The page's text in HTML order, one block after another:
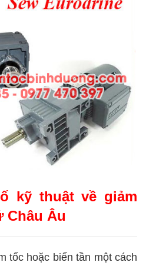
kỹ thuật về giảm
Châu Âu
tốc hoặc biến tần một cách